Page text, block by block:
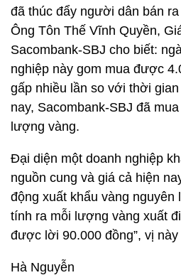
đã thúc đẩy người dân bán
Ông Tôn Thế Vĩnh Quyền,
Sacombank-SBJ cho biết:
nghiệp này gom mua được
gấp nhiều lần so với thời
nay, Sacombank-SBJ đã
lượng vàng.
Đại diện một doanh nghiệp
nguồn cung và giá cả hiện
động xuất khẩu vàng nguyên
tính ra mỗi lượng vàng xuất
được lời 90.000 đồng”, vị này
Hà Nguyễn